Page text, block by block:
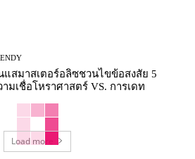
แสมาสเตอร์อลิซชวนไขข้อสงสัย 5
ามเชื่อโหราศาสตร์ VS. การเดท
Load more